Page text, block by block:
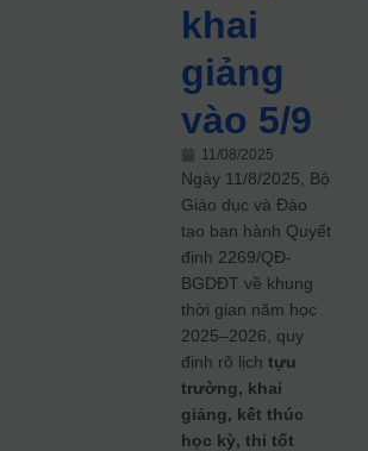
khai
giảng
vào 5/9
11/08/2025
Ngày 11/8/2025, Bộ
Giáo dục và Đào
tạo ban hành Quyết
định 2269/QĐ-
BGDĐT về khung
thời gian năm học
2025–2026, quy
định rõ lịchtựu
trường, khai
giảng, kết thúc
học kỳ, thi tốt